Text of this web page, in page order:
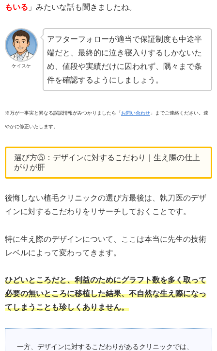
もいる 」みたいな話も聞きましたね。
ケイスケ
アフターフォローが適当で保証制度も中途半
端だと、最終的に泣き寝入りするしかないた
め、値段や実績だけに囚われず、隅々まで条
件を確認するようにしましょう。
※万が一事実と異なる誤認情報がみつかりましたら「お問い合わせ 」までご連絡ください。速
やかに修正いたします。
選び方⑤：デザインに対するこだわり｜生え際の仕上
がりが肝
後悔しない植毛クリニックの選び方最後は、執刀医のデザ
インに対するこだわりをリサーチしておくことです。
特に生え際のデザインについて、ここは本当に先生の技術
レベルによって変わってきます。
ひどいところだと、利益のためにグラフト数を多く取って
必要の無いところに移植した結果、不自然な生え際になっ
てしまうことも珍しくありません。
一方、デザインに対するこだわりがあるクリニックでは、